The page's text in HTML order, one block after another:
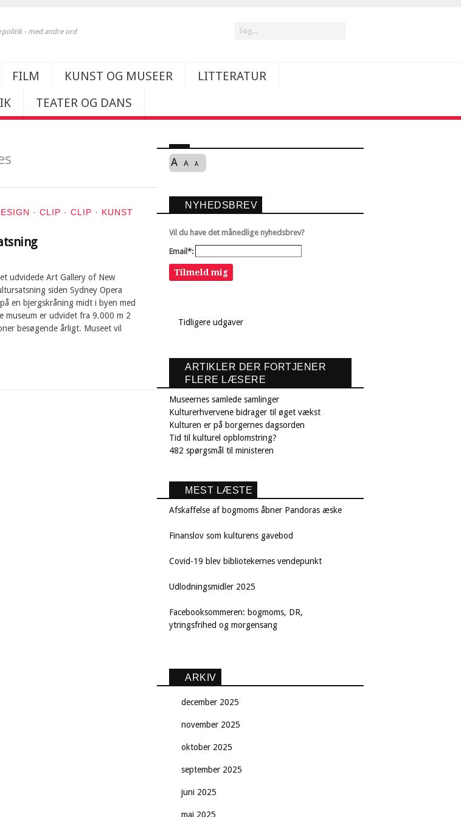
- med andre ord
FILM KUNST OG MUSEER
LITTERATUR
TEATER OG DANS
· CLIP · CLIP · KUNST
udvidede Art Gallery of New
siden Sydney Opera
en bjergskråning midt i byen med
museum er udvidet fra 9.000 m 2
besøgende årligt. Museet vil
A A A
NYHEDSBREV
Vil du have det månedlige nyhedsbrev?
Email*:
Tilmeld mig
Tidligere udgaver
ARTIKLER DER FORTJENER
FLERE LÆSERE
Museernes samlede samlinger
Kulturerhvervene bidrager til øget vækst
Kulturen er på borgernes dagsorden
Tid til kulturel opblomstring?
482 spørgsmål til ministeren
MEST LÆSTE
Afskaffelse af bogmoms åbner Pandoras æske
Finanslov som kulturens gavebod
Covid-19 blev bibliotekernes vendepunkt
Udlodningsmidler 2025
Facebooksommeren: bogmoms, DR,
ytringsfrihed og morgensang
ARKIV
december 2025
november 2025
oktober 2025
september 2025
juni 2025
maj 2025